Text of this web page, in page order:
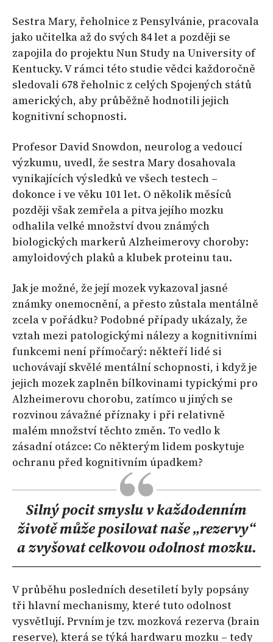
Sestra Mary, řeholnice z Pensylvánie, pracovala
jako učitelka až do svých 84 let a později se
zapojila do projektu Nun Study na University of
Kentucky. V rámci této studie vědci každoročně
sledovali 678 řeholnic z celých Spojených států
amerických, aby průběžně hodnotili jejich
kognitivní schopnosti.
Profesor David Snowdon, neurolog a vedoucí
výzkumu, uvedl, že sestra Mary dosahovala
vynikajících výsledků ve všech testech –
dokonce i ve věku 101 let. O několik měsíců
později však zemřela a pitva jejího mozku
odhalila velké množství dvou známých
biologických markerů Alzheimerovy choroby:
amyloidových plaků a klubek proteinu tau.
Jak je možné, že její mozek vykazoval jasné
známky onemocnění, a přesto zůstala mentálně
zcela v pořádku? Podobné případy ukázaly, že
vztah mezi patologickými nálezy a kognitivními
funkcemi není přímočarý: někteří lidé si
uchovávají skvělé mentální schopnosti, i když je
jejich mozek zaplněn bílkovinami typickými pro
Alzheimerovu chorobu, zatímco u jiných se
rozvinou závažné příznaky i při relativně
malém množství těchto změn. To vedlo k
zásadní otázce: Co některým lidem poskytuje
ochranu před kognitivním úpadkem?
Silný pocit smyslu v každodenním
životě může posilovat naše „rezervy“
a zvyšovat celkovou odolnost mozku.
V průběhu posledních desetiletí byly popsány
tři hlavní mechanismy, které tuto odolnost
vysvětlují. Prvním je tzv. mozková rezerva (brain
reserve), která se týká hardwaru mozku – tedy